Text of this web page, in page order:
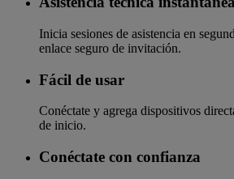
Inicia sesiones de asistencia en
enlace seguro de invitación.
Fácil de usar
Conéctate y agrega dispositivos
de inicio.
Conéctate con confianza